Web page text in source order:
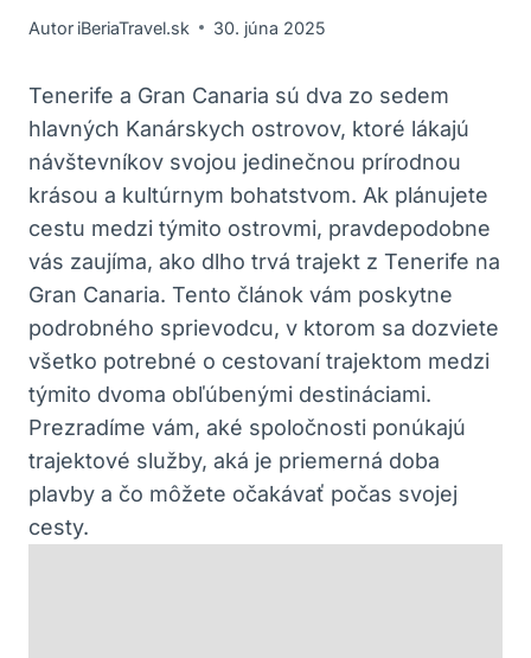
Autor iBeriaTravel.sk 30. júna 2025
Tenerife a Gran Canaria sú dva zo sedem
hlavných Kanárskych ostrovov, ktoré lákajú
návštevníkov svojou jedinečnou prírodnou
krásou a kultúrnym bohatstvom. Ak plánujete
cestu medzi týmito ostrovmi, pravdepodobne
vás zaujíma, ako dlho trvá trajekt z Tenerife na
Gran Canaria. Tento článok vám poskytne
podrobného sprievodcu, v ktorom sa dozviete
všetko potrebné o cestovaní trajektom medzi
týmito dvoma obľúbenými destináciami.
Prezradíme vám, aké spoločnosti ponúkajú
trajektové služby, aká je priemerná doba
plavby a čo môžete očakávať počas svojej
cesty.